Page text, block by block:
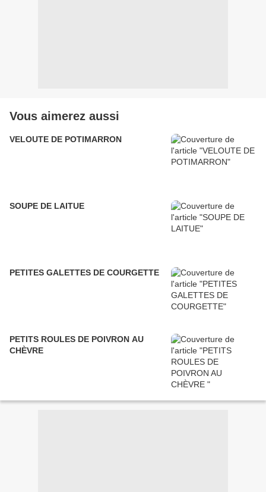
Vous aimerez aussi
VELOUTE DE POTIMARRON
SOUPE DE LAITUE
PETITES GALETTES DE COURGETTE
PETITS ROULES DE POIVRON AU
CHÈVRE